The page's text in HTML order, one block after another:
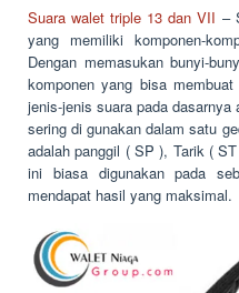
Suara walet triple 13 dan VII –
yang memiliki komponen-
Dengan memasukan bunyi-
komponen yang bisa
jenis-jenis suara pada
sering di gunakan dalam satu
adalah panggil ( SP ), Tarik (
ini biasa digunakan pada
mendapat hasil yang maksimal.